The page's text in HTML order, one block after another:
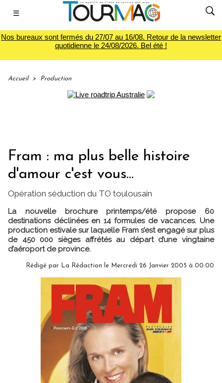
☰
Nos bureaux sont fermés du 27/07 au 16/08. Retour de la newsletter
quotidienne le 24/08/2026. Bel été !
Accueil > Production
Fram : ma plus belle histoire
d'amour c'est vous...
Opération séduction du TO toulousain
La nouvelle brochure printemps/été propose 60
destinations déclinées en 14 formules de vacances. Une
production estivale sur laquelle Fram s’est engagé sur plus
de 450 000 sièges affrétés au départ d’une vingtaine
d’aéroport de province.
Rédigé par La Rédaction le Mercredi 26 Janvier 2005 à 00:00